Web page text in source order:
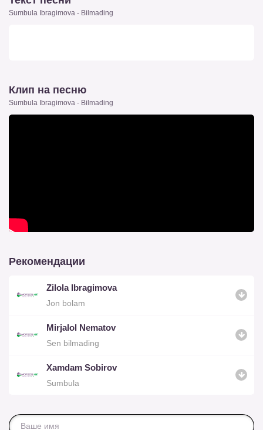
Sumbula Ibragimova - Bilmading
Клип на песню
Sumbula Ibragimova - Bilmading
Рекомендации
Zilola Ibragimova
Jon bolam
Mirjalol Nematov
Sen bilmading
Xamdam Sobirov
Sumbula